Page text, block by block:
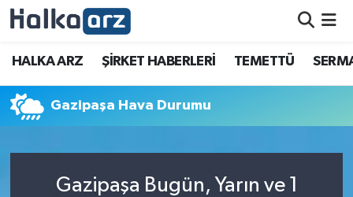
HALKA ARZ ŞİRKET HABERLERİ TEMETTÜ
Gazipaşa Hava Durumu
Gazipaşa Bugün, Yarın ve 1
HALKA ARZ
SERMAYE ARTIRIMI
TEMETTÜ